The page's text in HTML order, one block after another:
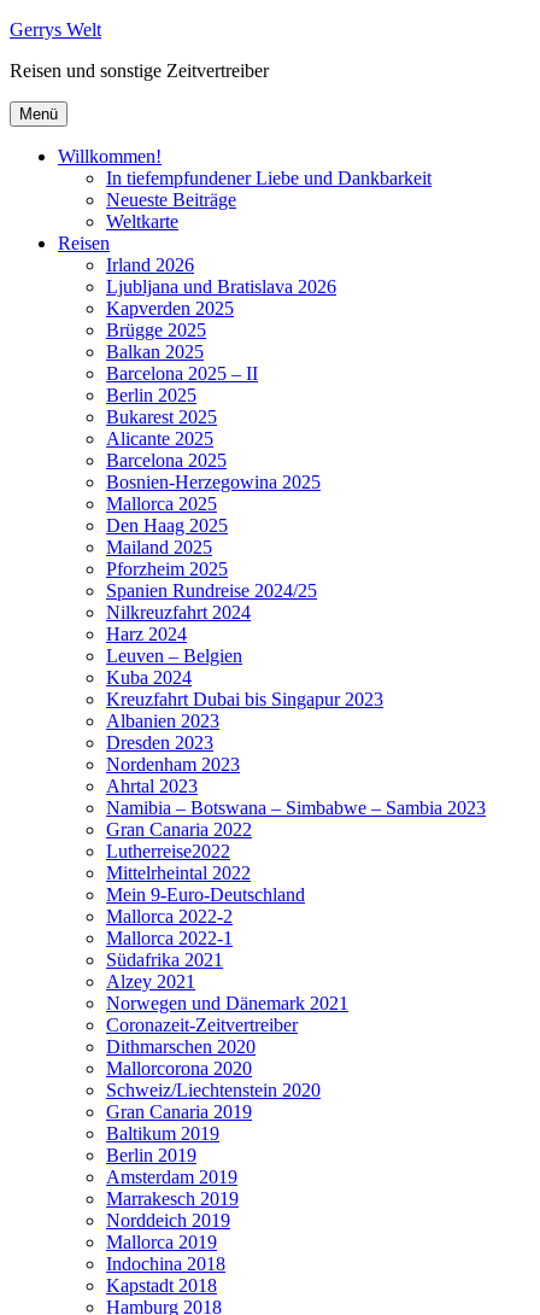
Zum
springen
Gerrys Welt
Reisen und sonstige Zeitvertreiber
Menü
Willkommen!
In tiefempfundener Liebe und Dankbarkeit
Neueste Beiträge
Weltkarte
Reisen
Irland 2026
Ljubljana und Bratislava 2026
Kapverden 2025
Brügge 2025
Balkan 2025
Barcelona 2025 – II
Berlin 2025
Bukarest 2025
Alicante 2025
Barcelona 2025
Bosnien-Herzegowina 2025
Mallorca 2025
Den Haag 2025
Mailand 2025
Pforzheim 2025
Spanien Rundreise 2024/25
Nilkreuzfahrt 2024
Harz 2024
Leuven – Belgien
Kuba 2024
Kreuzfahrt Dubai bis Singapur 2023
Albanien 2023
Dresden 2023
Nordenham 2023
Ahrtal 2023
Namibia – Botswana – Simbabwe – Sambia 2023
Gran Canaria 2022
Lutherreise2022
Mittelrheintal 2022
Mein 9-Euro-Deutschland
Mallorca 2022-2
Mallorca 2022-1
Südafrika 2021
Alzey 2021
Norwegen und Dänemark 2021
Coronazeit-Zeitvertreiber
Dithmarschen 2020
Mallorcorona 2020
Schweiz/Liechtenstein 2020
Gran Canaria 2019
Baltikum 2019
Berlin 2019
Amsterdam 2019
Marrakesch 2019
Norddeich 2019
Mallorca 2019
Indochina 2018
Kapstadt 2018
Hamburg 2018